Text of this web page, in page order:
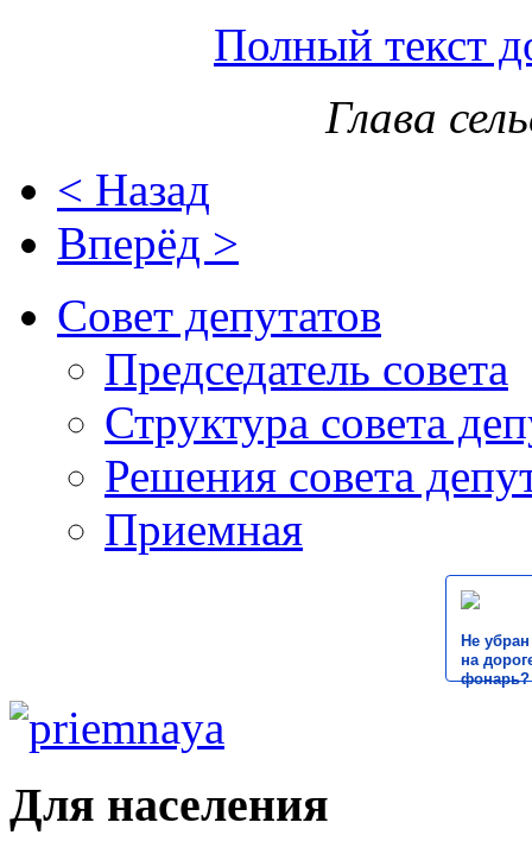
Полный текст
Глава
< Назад
Вперёд >
Совет депутатов
Председатель совета
Структура совета
Решения совета
Приемная
Не
на
фонарь?
Для населения